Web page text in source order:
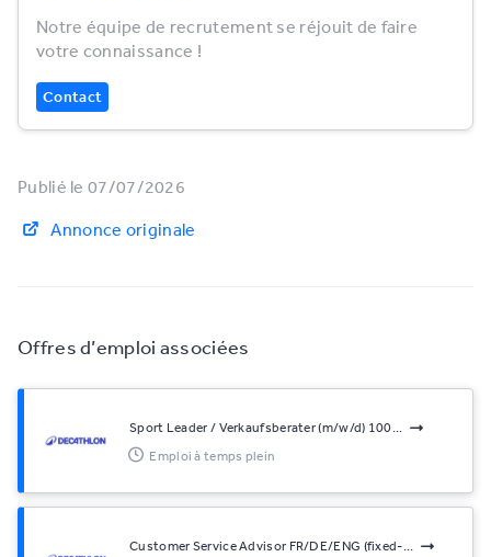
Offres d’emploi associées
Sport Leader / Verkaufsberater (m/w/d) 100...
Emploi à temps plein
Customer Service Advisor FR/DE/ENG (fixed-...
Notre équipe de recrutement se réjouit de faire
votre connaissance !
Contact
Publié le 07/07/2026
Annonce originale